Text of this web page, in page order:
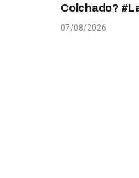
Colchado?
07/08/2026